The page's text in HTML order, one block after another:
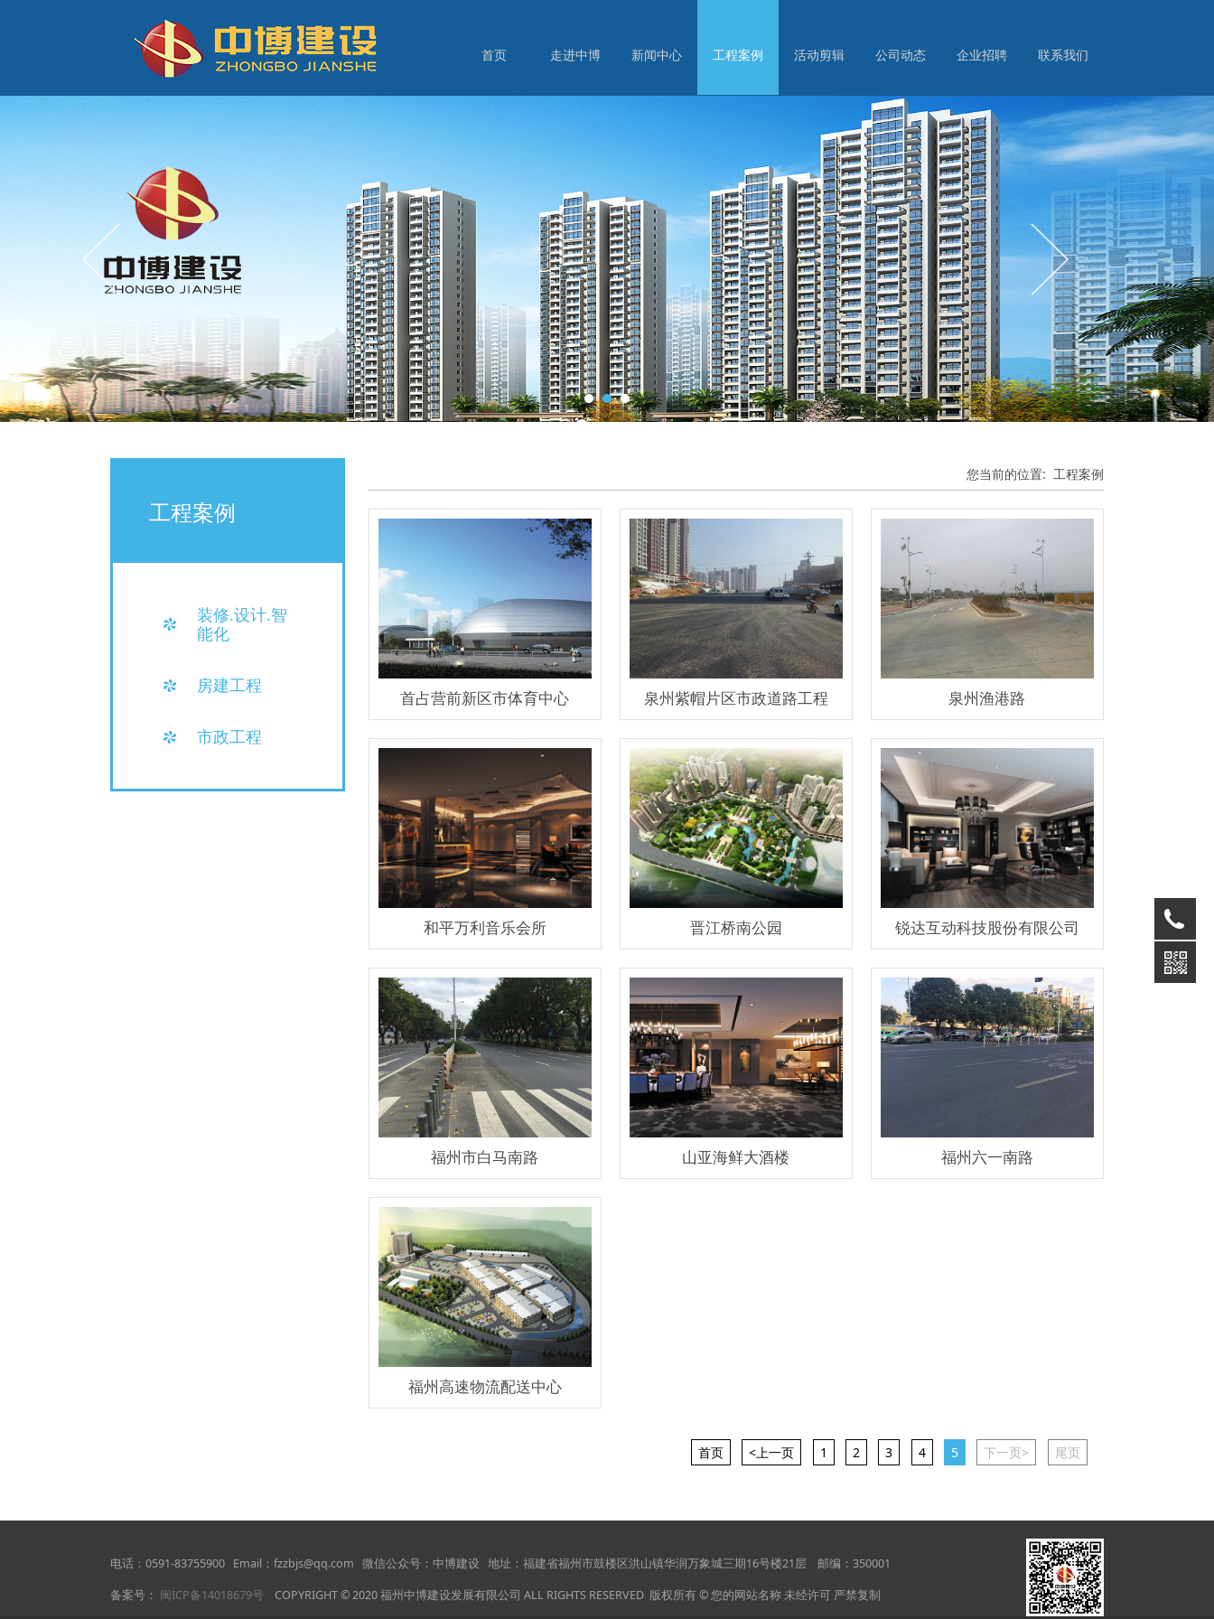
首页 走进中博 新闻中心 工程案例 活动剪辑 公司动态 企业招聘 联系我们
工程案例
装修.设计.智
能化
房建工程
市政工程
您当前的位置: 工程案例
首占营前新区市体育中心 泉州紫帽片区市政道路工程 泉州渔港路
和平万利音乐会所 晋江桥南公园 锐达互动科技股份有限公司
福州市白马南路 山亚海鲜大酒楼 福州六一南路
福州高速物流配送中心
首页 <上一页 1 2 3 4 5 下一页> 尾页
电话：0591-83755900 Email：fzzbjs@qq.com 微信公众号：中博建设 地址：福建省福州市鼓楼区洪山镇华润万象城三期16号楼21层 邮编：350001
备案号： 闽ICP备14018679号 COPYRIGHT © 2020 福州中博建设发展有限公司 ALL RIGHTS RESERVED 版权所有 © 您的网站名称 未经许可 严禁复制